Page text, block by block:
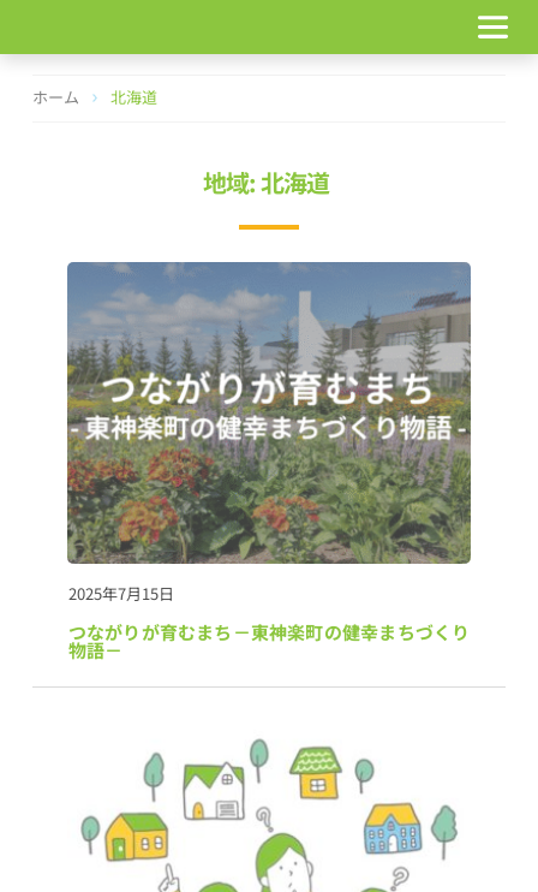
テ
ホーム 北海道
地域: 北海道
2025年7月15日
つながりが育むまち－東神楽町の健幸まちづくり
物語－